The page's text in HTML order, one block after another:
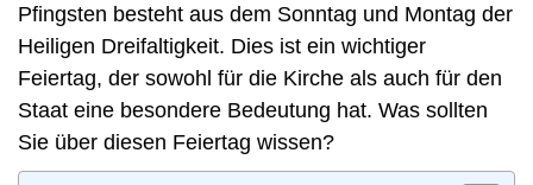
Pfingsten besteht aus dem Sonntag und Montag der
Heiligen Dreifaltigkeit. Dies ist ein wichtiger
Feiertag, der sowohl für die Kirche als auch für den
Staat eine besondere Bedeutung hat. Was sollten
Sie über diesen Feiertag wissen?